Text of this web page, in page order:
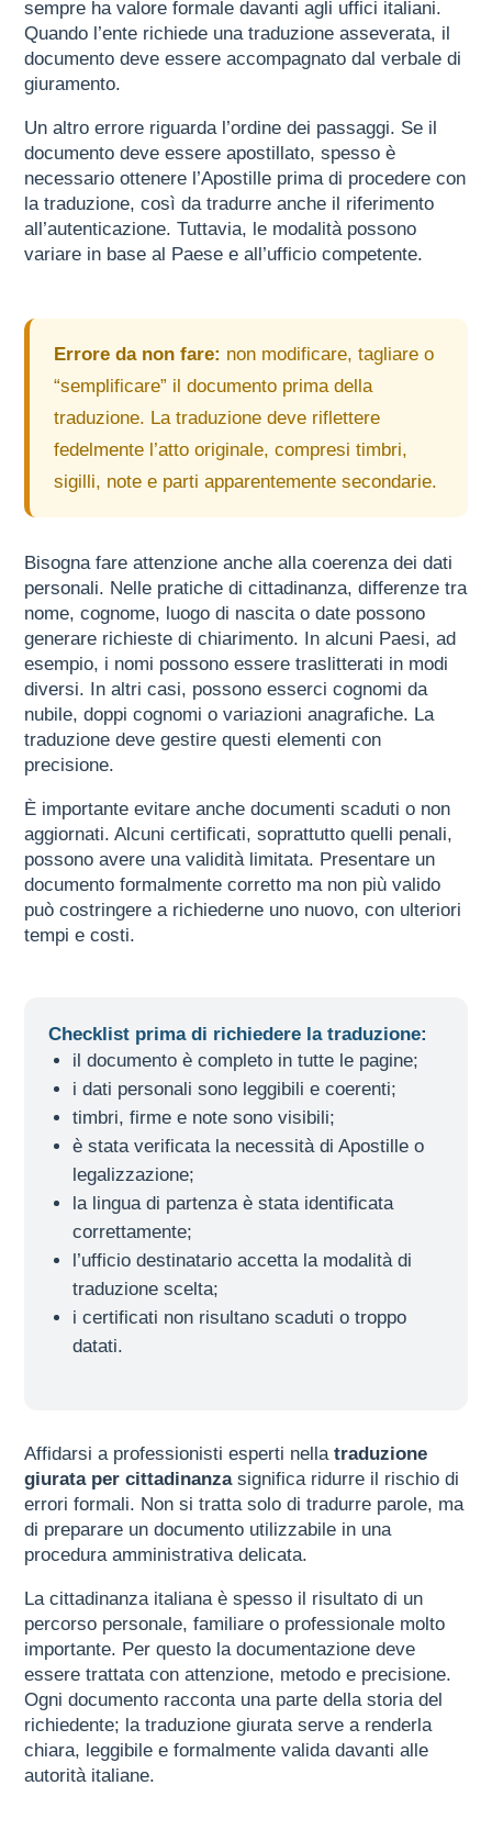
sempre ha valore formale davanti agli uffici italiani.
Quando l’ente richiede una traduzione asseverata, il
documento deve essere accompagnato dal verbale di
giuramento.
Un altro errore riguarda l’ordine dei passaggi. Se il
documento deve essere apostillato, spesso è
necessario ottenere l’Apostille prima di procedere con
la traduzione, così da tradurre anche il riferimento
all’autenticazione. Tuttavia, le modalità possono
variare in base al Paese e all’ufficio competente.
Errore da non fare: non modificare, tagliare o
“semplificare” il documento prima della
traduzione. La traduzione deve riflettere
fedelmente l’atto originale, compresi timbri,
sigilli, note e parti apparentemente secondarie.
Bisogna fare attenzione anche alla coerenza dei dati
personali. Nelle pratiche di cittadinanza, differenze tra
nome, cognome, luogo di nascita o date possono
generare richieste di chiarimento. In alcuni Paesi, ad
esempio, i nomi possono essere traslitterati in modi
diversi. In altri casi, possono esserci cognomi da
nubile, doppi cognomi o variazioni anagrafiche. La
traduzione deve gestire questi elementi con
precisione.
È importante evitare anche documenti scaduti o non
aggiornati. Alcuni certificati, soprattutto quelli penali,
possono avere una validità limitata. Presentare un
documento formalmente corretto ma non più valido
può costringere a richiederne uno nuovo, con ulteriori
tempi e costi.
Checklist prima di richiedere la traduzione:
il documento è completo in tutte le pagine;
i dati personali sono leggibili e coerenti;
timbri, firme e note sono visibili;
è stata verificata la necessità di Apostille o
legalizzazione;
la lingua di partenza è stata identificata
correttamente;
l’ufficio destinatario accetta la modalità di
traduzione scelta;
i certificati non risultano scaduti o troppo
datati.
Affidarsi a professionisti esperti nellatraduzione
giurata per cittadinanzasignifica ridurre il rischio di
errori formali. Non si tratta solo di tradurre parole, ma
di preparare un documento utilizzabile in una
procedura amministrativa delicata.
La cittadinanza italiana è spesso il risultato di un
percorso personale, familiare o professionale molto
importante. Per questo la documentazione deve
essere trattata con attenzione, metodo e precisione.
Ogni documento racconta una parte della storia del
richiedente; la traduzione giurata serve a renderla
chiara, leggibile e formalmente valida davanti alle
autorità italiane.